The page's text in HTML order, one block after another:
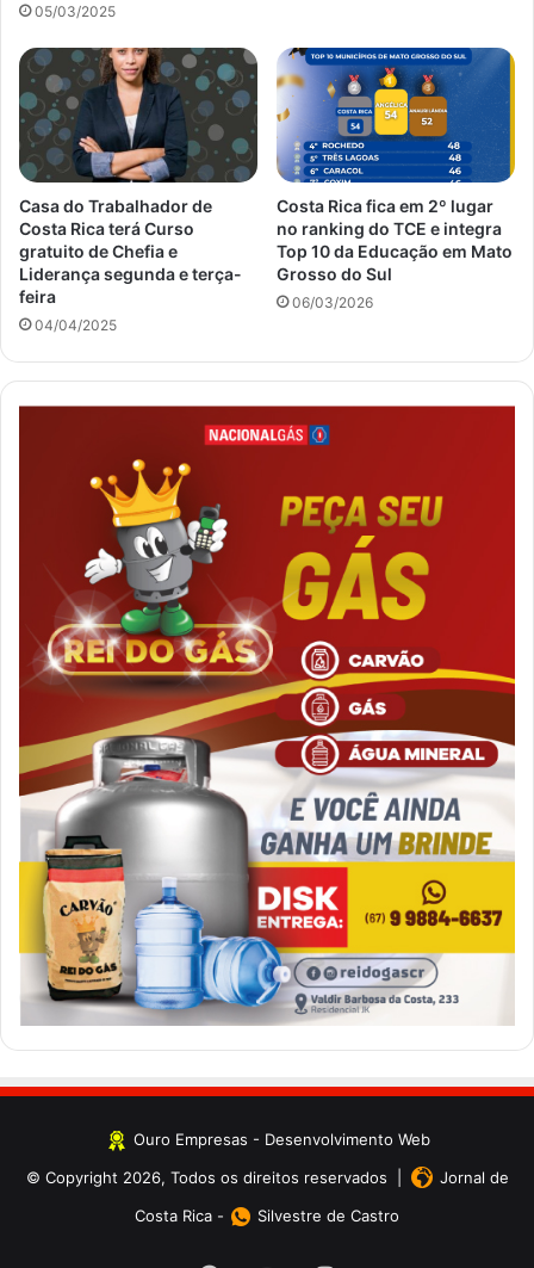
05/03/2025
Casa do Trabalhador de
Costa Rica terá Curso
gratuito de Chefia e
Liderança segunda e terça-
feira
04/04/2025
Costa Rica fica em 2º lugar
no ranking do TCE e integra
Top 10 da Educação em Mato
Grosso do Sul
06/03/2026
Ouro Empresas - Desenvolvimento Web
© Copyright 2026, Todos os direitos reservados |
Jornal de
Costa Rica - Silvestre de Castro